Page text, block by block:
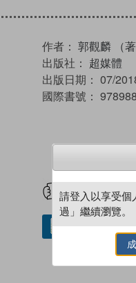
作者： 郭觀麟 （著
出版社： 超媒體
出版日期： 07/
國際書號：
試閲
借閱實體書
請登入以享受個
過」繼續瀏覽。